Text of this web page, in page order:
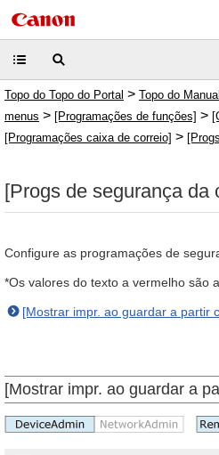
Topo do Topo do Portal > Topo do Manual
menus > [Programações de funções] >
[Programações caixa de correio] >
[Progs de segurança da
Configure as programações de
*Os valores do texto a vermelho são
[Mostrar impr. ao guardar a partir
[Mostrar impr. ao guardar a